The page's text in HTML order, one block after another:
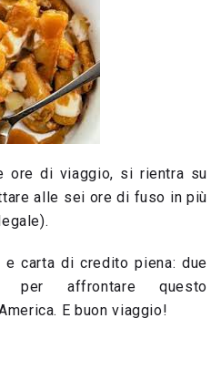
ore di viaggio, si rientra su
alle sei ore di fuso in più
carta di credito piena: due
per affrontare questo
E buon viaggio!